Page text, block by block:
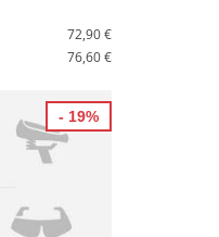
72,90 €
76,60 €
- 19%